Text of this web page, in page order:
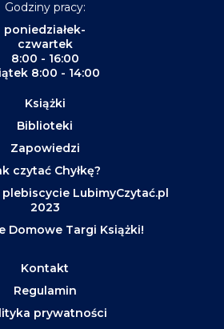
Godziny pracy:
poniedziałek-
czwartek
8:00 - 16:00
8:00 - 14:00
Książki
Biblioteki
Zapowiedzi
czytać Chyłkę?
LubimyCzytać.pl
2023
Domowe Targi Książki!
Kontakt
Regulamin
prywatności